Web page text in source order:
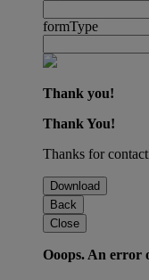
formType
Thank you!
Thank You!
Thanks for
Download
Back
Close
Ooops. An error